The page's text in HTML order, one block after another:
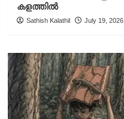
കളത്തിൽ
Sathish Kalathil July 19, 2026